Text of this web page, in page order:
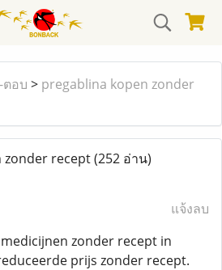
ตอบ > pregablina kopen zonder
zonder recept(252 อ่าน)
แจ้งลบ
zonder recept in
prijs zonder recept.